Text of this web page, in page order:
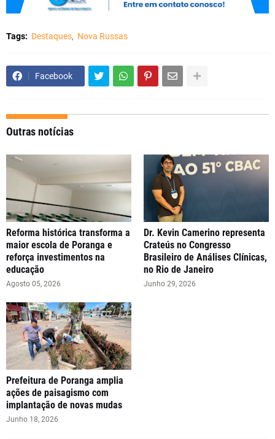
Tags: Destaques Nova Russas
Facebook
Outras notícias
Reforma histórica transforma a
maior escola de Poranga e
reforça investimentos na
educação
Agosto 05, 2026
Dr. Kevin Camerino representa
Crateús no Congresso
Brasileiro de Análises Clínicas,
no Rio de Janeiro
Junho 29, 2026
Prefeitura de Poranga amplia
ações de paisagismo com
implantação de novas mudas
Junho 18, 2026